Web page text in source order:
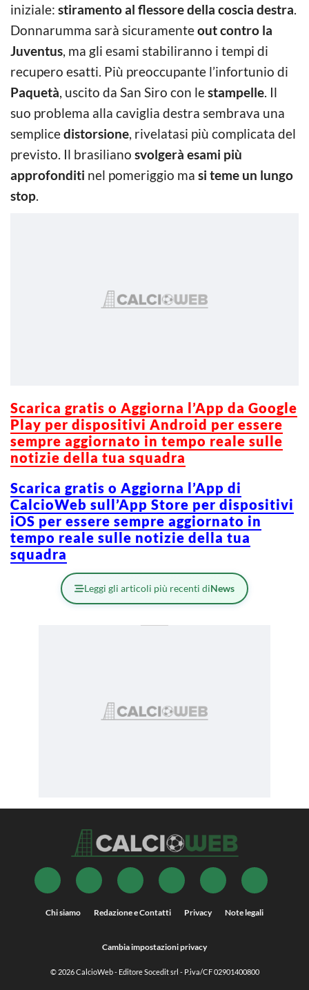
iniziale: stiramento al flessore della coscia destra.
Donnarumma sarà sicuramenteout contro la
Juventus, ma gli esami stabiliranno i tempi di
recupero esatti. Più preoccupante l’infortunio di
Paquetà, uscito da San Siro con lestampelle. Il
suo problema alla caviglia destra sembrava una
semplicedistorsione, rivelatasi più complicata del
previsto. Il brasiliano svolgerà esami più
approfonditi nel pomeriggio ma si teme un lungo
stop.
Scarica gratis o Aggiorna l’App da Google
Play per dispositivi Android per essere
sempre aggiornato in tempo reale sulle
notizie della tua squadra
Scarica gratis o Aggiorna l’App di
CalcioWeb sull’App Store per dispositivi
iOS per essere sempre aggiornato in
tempo reale sulle notizie della tua
squadra
Leggi gli articoli più recenti diNews
Chi siamo Redazione e Contatti Privacy Note legali
Cambia impostazioni privacy
© 2026CalcioWeb- Editore Socedit srl - P.iva/CF 02901400800